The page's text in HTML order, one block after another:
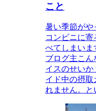
こと
暑い季節がや
コンビニに
べてしまいま
ブログ主こ
イスのせいか
イド中の摂取
れません。と